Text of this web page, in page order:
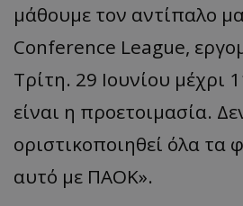
μάθουμε τον αντίπαλο
Conference League,
Τρίτη. 29 Ιουνίου μέχρι
είναι η προετοιμασία.
οριστικοποιηθεί όλα τα
αυτό με ΠΑΟΚ».